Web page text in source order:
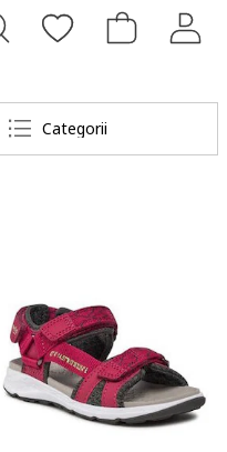
Categorii